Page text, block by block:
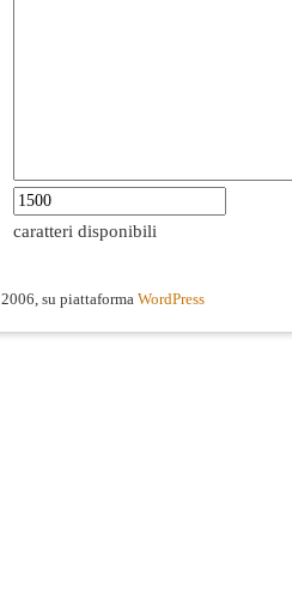
caratteri disponibili
2006, su piattaforma WordPress